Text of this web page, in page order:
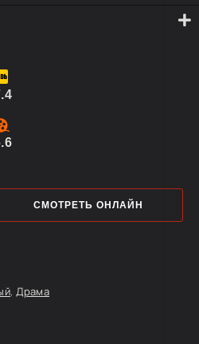
становится киллером, а
с известным
Хоффой.
, Драма
СМОТРЕТЬ ОНЛАЙН